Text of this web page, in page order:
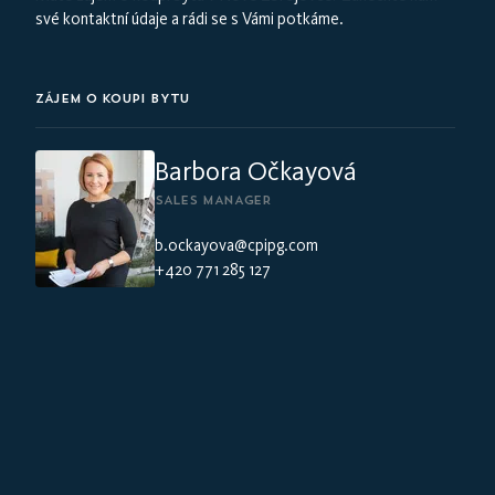
své kontaktní údaje a rádi se s Vámi potkáme.
ZÁJEM O KOUPI BYTU
Barbora Očkayová
SALES MANAGER
b.ockayova@cpipg.com
+420 771 285 127